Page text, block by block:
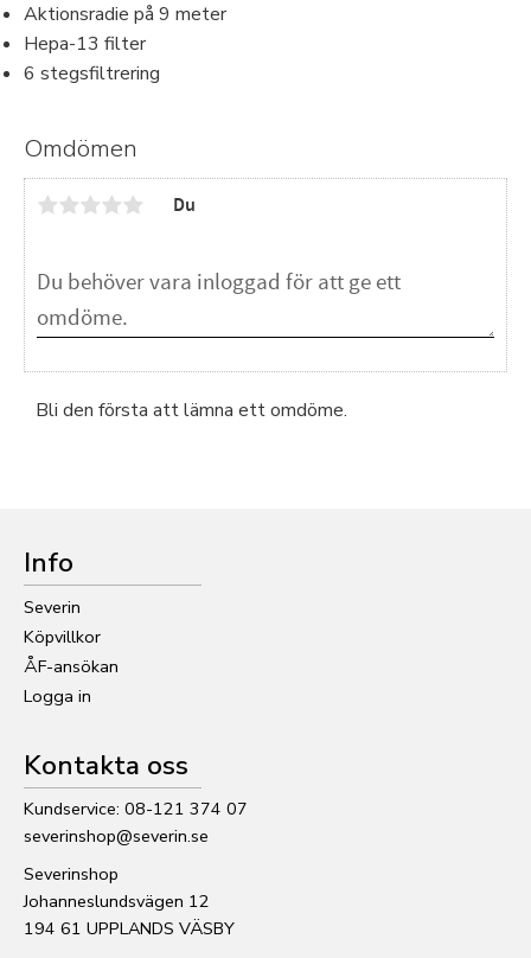
Aktionsradie på 9 meter
Hepa-13 filter
6 stegsfiltrering
Omdömen
Du
Bli den första att lämna ett omdöme.
Info
Severin
Köpvillkor
ÅF-ansökan
Logga in
Kontakta oss
Kundservice: 08-121 374 07
severinshop@severin.se
Severinshop
Johanneslundsvägen 12
194 61 UPPLANDS VÄSBY